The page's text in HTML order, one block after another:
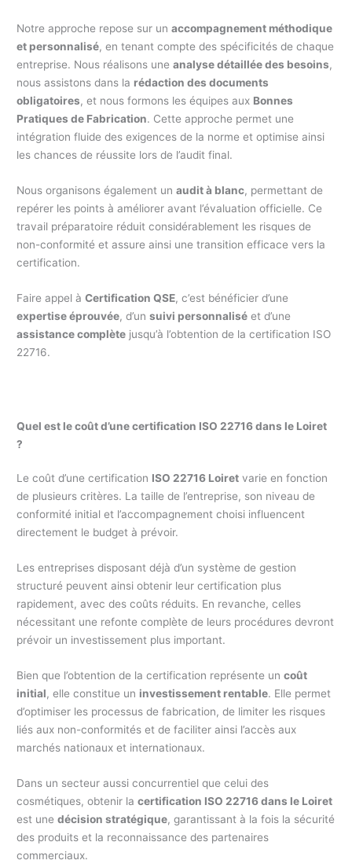
Notre approche repose sur unaccompagnement méthodique
et personnalisé, en tenant compte des spécificités de chaque
entreprise. Nous réalisons uneanalyse détaillée des besoins,
nous assistons dans la rédaction des documents
obligatoires, et nous formons les équipes aux Bonnes
Pratiques de Fabrication. Cette approche permet une
intégration fluide des exigences de la norme et optimise ainsi
les chances de réussite lors de l’audit final.
Nous organisons également unaudit à blanc, permettant de
repérer les points à améliorer avant l’évaluation officielle. Ce
travail préparatoire réduit considérablement les risques de
non-conformité et assure ainsi une transition efficace vers la
certification.
Faire appel àCertification QSE, c’est bénéficier d’une
expertise éprouvée, d’unsuivi personnalisé et d’une
assistance complète jusqu’à l’obtention de la certification ISO
22716.
Quel est le coût d’une certification ISO 22716 dans le Loiret
?
Le coût d’une certification ISO 22716 Loiret varie en fonction
de plusieurs critères. La taille de l’entreprise, son niveau de
conformité initial et l’accompagnement choisi influencent
directement le budget à prévoir.
Les entreprises disposant déjà d’un système de gestion
structuré peuvent ainsi obtenir leur certification plus
rapidement, avec des coûts réduits. En revanche, celles
nécessitant une refonte complète de leurs procédures devront
prévoir un investissement plus important.
Bien que l’obtention de la certification représente uncoût
initial, elle constitue un investissement rentable. Elle permet
d’optimiser les processus de fabrication, de limiter les risques
liés aux non-conformités et de faciliter ainsi l’accès aux
marchés nationaux et internationaux.
Dans un secteur aussi concurrentiel que celui des
cosmétiques, obtenir lacertification ISO 22716 dans le Loiret
est unedécision stratégique, garantissant à la fois la sécurité
des produits et la reconnaissance des partenaires
commerciaux.